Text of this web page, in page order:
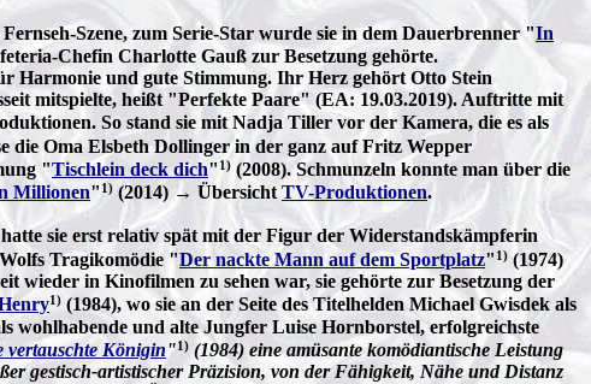
Szene, zum Serie-Star wurde sie in dem Dauerbrenner "In
Chefin Charlotte Gauß zur Besetzung gehörte.
Harmonie und gute Stimmung. Ihr Herz gehört Otto Stein
mitspielte, heißt "Perfekte Paare" (EA: 19.03.2019). Auftritte mit
So stand sie mit Nadja Tiller vor der Kamera, die es als
die Oma Elsbeth Dollinger in der ganz auf Fritz Wepper
"Tischlein deck dich"1) (2008). Schmunzeln konnte man über die
Millionen" 1) (2014) → Übersicht TV-Produktionen.
sie erst relativ spät mit der Figur der Widerstandskämpferin
Tragikomödie "Der nackte Mann auf dem Sportplatz" 1) (1974)
wieder in Kinofilmen zu sehen war, sie gehörte zur Besetzung der
1) (1984), wo sie an der Seite des Titelhelden Michael Gwisdek als
wohlhabende und alte Jungfer Luise Hornborstel, erfolgreichste
vertauschte Königin"1) (1984) eine amüsante komödiantische Leistung
gestisch-artistischer Präzision, von der Fähigkeit, Nähe und Distanz